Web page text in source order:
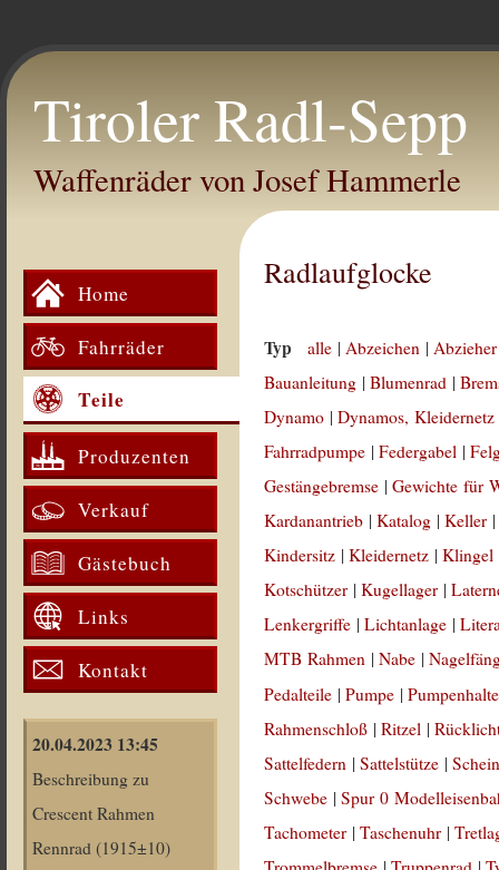
Tiroler Radl-Sepp
Waffenräder von Josef Hammerle
Home
Fahrräder
Teile
Produzenten
Verkauf
Gästebuch
Links
Kontakt
20.04.2023 13:45
Beschreibung zu
Crescent Rahmen
Rennrad (1915±10)
Radlaufglocke
Typ alle |Abzeichen |
Bauanleitung |Blumenrad |
Dynamo |Dynamos, Kleidernetz
Fahrradpumpe |Federgabel |
Gestängebremse |Gewichte für
Kardanantrieb |Katalog |Keller
Kindersitz |Kleidernetz |Klingel
Kotschützer |Kugellager |
Lenkergriffe |Lichtanlage |
MTB Rahmen |Nabe |
Pedalteile |Pumpe |
Rahmenschloß |Ritzel |
Sattelfedern |Sattelstütze |
Schwebe |Spur 0
Tachometer |Taschenuhr |